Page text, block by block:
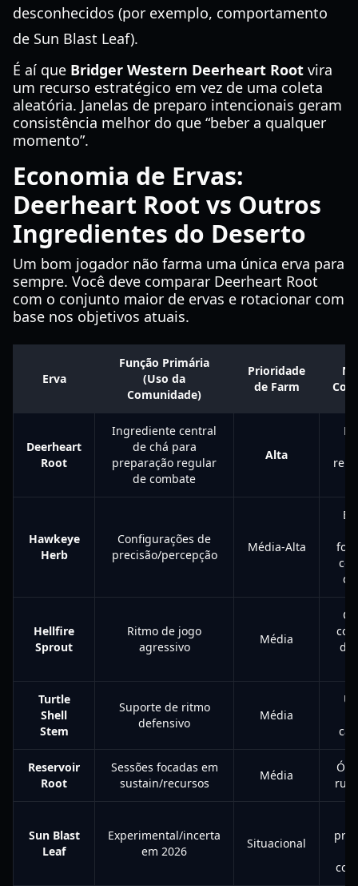
desconhecidos (por exemplo, comportamento
de Sun Blast Leaf).
É aí que Bridger Western Deerheart Root vira
um recurso estratégico em vez de uma coleta
aleatória. Janelas de preparo intencionais geram
consistência melhor do que “beber a qualquer
momento”.
Economia de Ervas:
Deerheart Root vs Outros
Ingredientes do Deserto
Um bom jogador não farma uma única erva para
sempre. Você deve comparar Deerheart Root
com o conjunto maior de ervas e rotacionar com
base nos objetivos atuais.
Erva
Função Primária
(Uso da
Comunidade)
Prioridade
de Farm
Deerheart
Root
Ingrediente central
de chá para
preparação regular
de combate
Alta
Hawkeye
Herb
Configurações de
precisão/percepção
Média-Alta
Hellfire
Sprout
Ritmo de jogo
agressivo
Média
de
Turtle
Shell
Stem
Suporte de ritmo
defensivo
Média
Reservoir
Root
Sessões focadas em
sustain/recursos
Média
Sun Blast
Leaf
Experimental/incerta
em 2026
Situacional